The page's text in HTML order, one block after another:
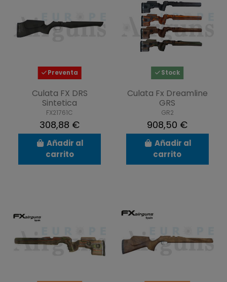
Preventa
Culata FX DRS
Sintetica
FX21761C
308,88 €
Añadir al
carrito
Stock
Culata Fx Dreamline
GRS
GR2
908,50 €
Añadir al
carrito